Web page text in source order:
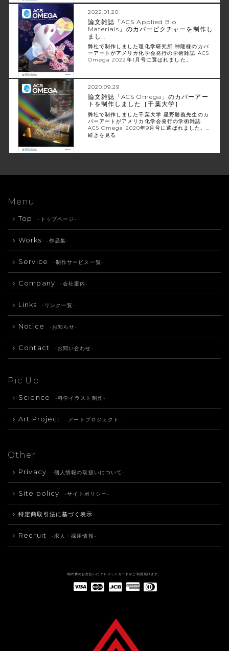
2022.01.20
論文雑誌「ACS Applied Bio
Materials」のカバーピクチャーを制作し
まし…
弊社で制作しました理化学研究所 神隆様のカバ
ーアートがアメリカ化学会発行の学術雑誌 ACS
Omega 2022年1月号に選ばれました。
2020.09.29
論文雑誌「ACS Omega」のカバーアー
トを制作しました［千葉大学］
弊社で制作しました千葉大学 星野勝義先生のカ
バーアートがアメリカ化学会発行の学術雑誌
ACS Omega 2020年9月号に選ばれました。…
続きを見る
Menu
Top -トップページ-
Works -作品集-
Service -制作サービス一覧-
Company -会社案内-
Links -リンク一覧-
Notice -お知らせ-
Contact -お問い合わせ-
Pic Up
Science -科学イラスト制作-
Art Project -アートプロジェクト-
Other
Privacy -個人情報の取扱いについて-
Site policy -サイトポリシー-
特定商取引法に基づく表示
Recruit -求人・採用情報-
制作費のお支払いにクレジットカードがご利用頂けます。